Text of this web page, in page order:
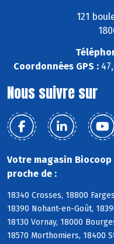
121
Coordonnées GPS :
Nous suivre sur
Votre magasin
proche de :
18340 Crosses, 18800
18390 Nohant-en-Goût,
18130 Vornay, 18000
18570 Morthomiers, 18400